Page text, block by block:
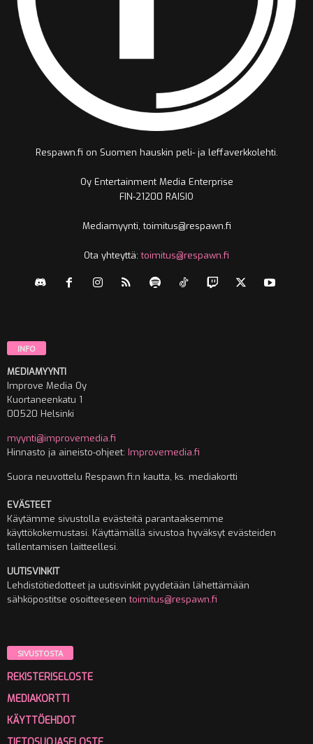
Respawn.fi on Suomen hauskin peli- ja leffaverkkolehti.
Oy Entertainment Media Enterprise
FIN-21200 RAISIO
Mediamyynti, toimitus@respawn.fi
Ota yhteyttä:toimitus@respawn.fi
INFO
MEDIAMYYNTI
Improve Media Oy
Kuortaneenkatu 1
00520 Helsinki
myynti@improvemedia.fi
Hinnasto ja aineisto-ohjeet: Improvemedia.fi
Suora neuvottelu Respawn.fi:n kautta, ks. mediakortti
EVÄSTEET
Käytämme sivustolla evästeitä parantaaksemme
käyttökokemustasi. Käyttämällä sivustoa hyväksyt evästeiden
tallentamisen laitteellesi.
UUTISVINKIT
Lehdistötiedotteet ja uutisvinkit pyydetään lähettämään
sähköpostitse osoitteeseentoimitus@respawn.fi
SIVUSTOSTA
REKISTERISELOSTE
MEDIAKORTTI
KÄYTTÖEHDOT